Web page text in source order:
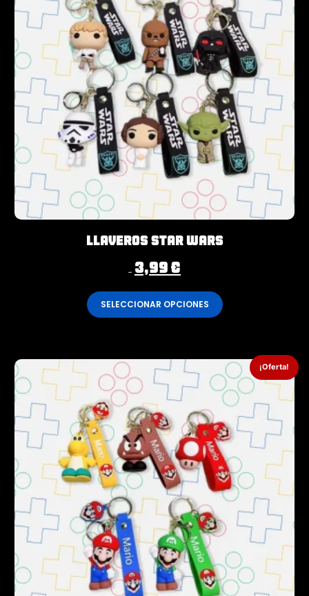
Llaveros Star Wars
4,99€ 3,99€
SELECCIONAR OPCIONES
¡Oferta!